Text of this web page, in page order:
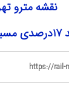
نقشه مترو
مترو
https://rail-